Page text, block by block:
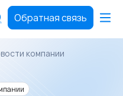
Обратная связь
компании